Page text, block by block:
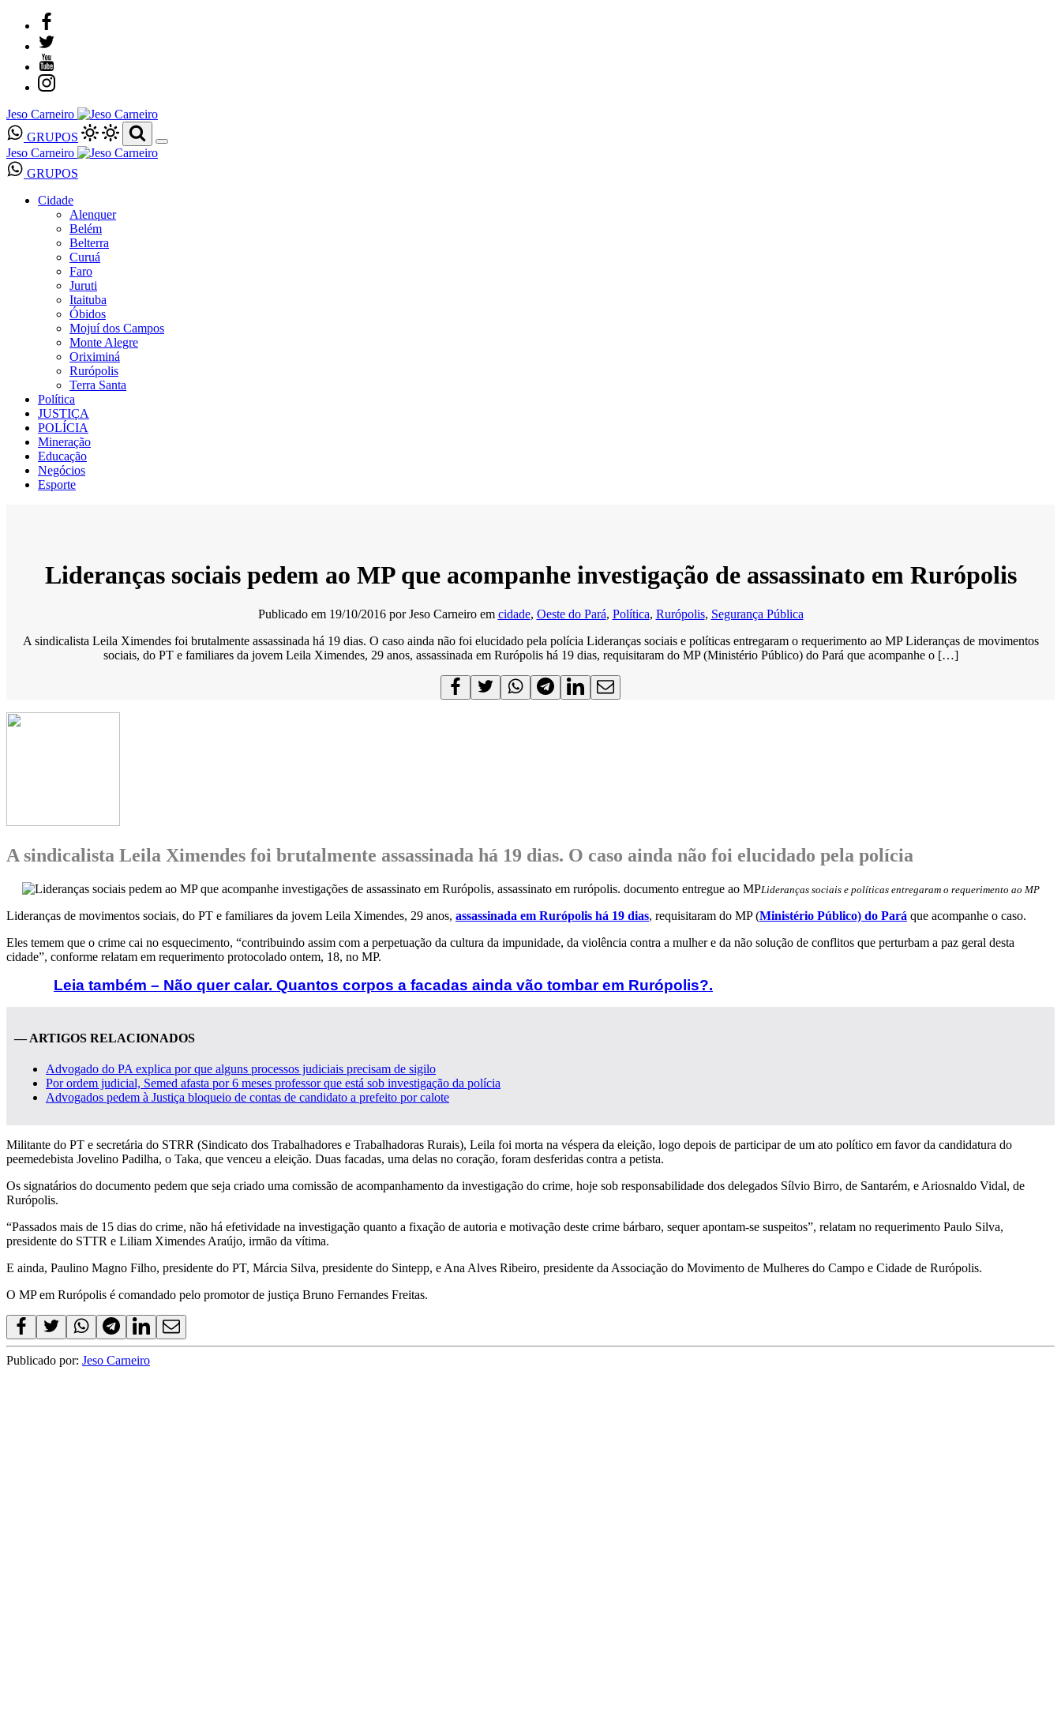
Jeso Carneiro
GRUPOS
Jeso Carneiro
GRUPOS
Cidade
Alenquer
Belém
Belterra
Curuá
Faro
Juruti
Itaituba
Óbidos
Mojuí dos Campos
Monte Alegre
Oriximiná
Rurópolis
Terra Santa
Política
JUSTIÇA
POLÍCIA
Mineração
Educação
Negócios
Esporte
Lideranças sociais pedem ao MP que acompanhe investigação de assassinato em Rurópolis
Publicado em 19/10/2016 porJeso Carneiro em cidade, Oeste do Pará, Política, Rurópolis, Segurança Pública
A sindicalista Leila Ximendes foi brutalmente assassinada há 19 dias. O caso ainda não foi elucidado pela polícia Lideranças sociais e políticas entregaram o requerimento ao MP Lideranças de movimentos
sociais, do PT e familiares da jovem Leila Ximendes, 29 anos, assassinada em Rurópolis há 19 dias, requisitaram do MP (Ministério Público) do Pará que acompanhe o […]
A sindicalista Leila Ximendes foi brutalmente assassinada há 19 dias. O caso ainda não foi elucidado pela polícia
Lideranças sociais e políticas entregaram o requerimento ao MP
Lideranças de movimentos sociais, do PT e familiares da jovem Leila Ximendes, 29 anos, assassinada em Rurópolis há 19 dias, requisitaram do MP (Ministério Público) do Pará que acompanhe o caso.
Eles temem que o crime cai no esquecimento, “contribuindo assim com a perpetuação da cultura da impunidade, da violência contra a mulher e da não solução de conflitos que perturbam a paz geral desta
cidade”, conforme relatam em requerimento protocolado ontem, 18, no MP.
Leia também – Não quer calar. Quantos corpos a facadas ainda vão tombar em Rurópolis?.
— ARTIGOS RELACIONADOS
Advogado do PA explica por que alguns processos judiciais precisam de sigilo
Por ordem judicial, Semed afasta por 6 meses professor que está sob investigação da polícia
Advogados pedem à Justiça bloqueio de contas de candidato a prefeito por calote
Militante do PT e secretária do STRR (Sindicato dos Trabalhadores e Trabalhadoras Rurais), Leila foi morta na véspera da eleição, logo depois de participar de um ato político em favor da candidatura do
peemedebista Jovelino Padilha, o Taka, que venceu a eleição. Duas facadas, uma delas no coração, foram desferidas contra a petista.
Os signatários do documento pedem que seja criado uma comissão de acompanhamento da investigação do crime, hoje sob responsabilidade dos delegados Sílvio Birro, de Santarém, e Ariosnaldo Vidal, de
Rurópolis.
“Passados mais de 15 dias do crime, não há efetividade na investigação quanto a fixação de autoria e motivação deste crime bárbaro, sequer apontam-se suspeitos”, relatam no requerimento Paulo Silva,
presidente do STTR e Liliam Ximendes Araújo, irmão da vítima.
E ainda, Paulino Magno Filho, presidente do PT, Márcia Silva, presidente do Sintepp, e Ana Alves Ribeiro, presidente da Associação do Movimento de Mulheres do Campo e Cidade de Rurópolis.
O MP em Rurópolis é comandado pelo promotor de justiça Bruno Fernandes Freitas.
Publicado por: Jeso Carneiro